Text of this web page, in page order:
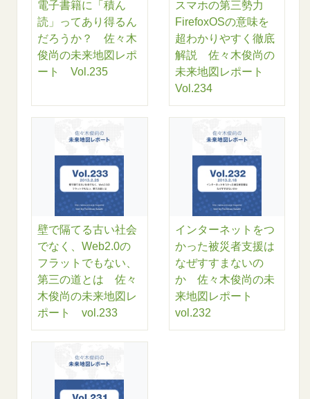
電子書籍に「積ん
読」ってあり得るん
だろうか？ 佐々木
俊尚の未来地図レポ
ート Vol.235
スマホの第三勢力
FirefoxOSの意味を
超わかりやすく徹底
解説 佐々木俊尚の
未来地図レポート
Vol.234
壁で隔てる古い社会
でなく、Web2.0の
フラットでもない、
第三の道とは 佐々
木俊尚の未来地図レ
ポート vol.233
インターネットをつ
かった被災者支援は
なぜすすまないの
か 佐々木俊尚の未
来地図レポート
vol.232